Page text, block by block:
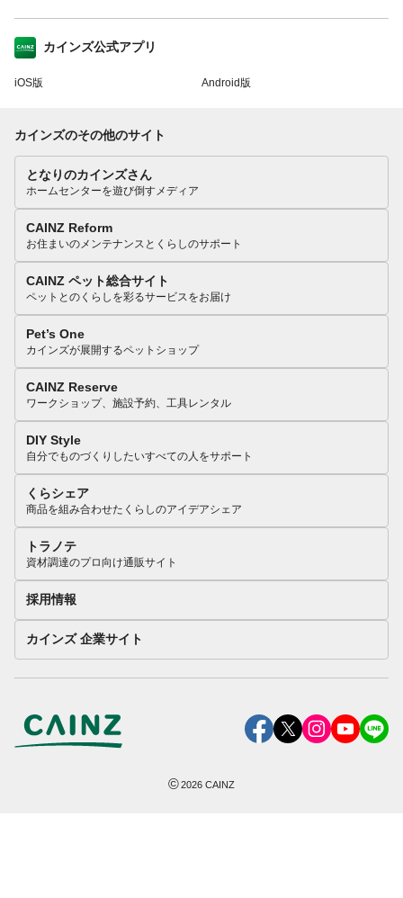
カインズ公式アプリ
iOS版 Android版
カインズのその他のサイト
となりのカインズさん
ホームセンターを遊び倒すメディア
CAINZ Reform
お住まいのメンテナンスとくらしのサポート
CAINZ ペット総合サイト
ペットとのくらしを彩るサービスをお届け
Pet’s One
カインズが展開するペットショップ
CAINZ Reserve
ワークショップ、施設予約、工具レンタル
DIY Style
自分でものづくりしたいすべての人をサポート
くらシェア
商品を組み合わせたくらしのアイデアシェア
トラノテ
資材調達のプロ向け通販サイト
採用情報
カインズ 企業サイト
©2026 CAINZ